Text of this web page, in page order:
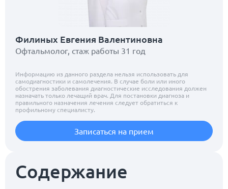
Содержание
Филиных Евгения Валентиновна
Офтальмолог, стаж работы 31 год
Информацию из данного раздела нельзя использовать для
самодиагностики и самолечения. В случае боли или иного
обострения заболевания диагностические исследования должен
назначать только лечащий врач. Для постановки диагноза и
правильного назначения лечения следует обратиться к
профильному специалисту.
Записаться на прием